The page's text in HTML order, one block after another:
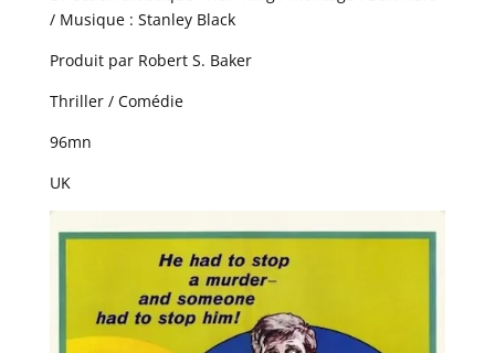
/ Musique : Stanley Black
Produit par Robert S. Baker
Thriller / Comédie
96mn
UK